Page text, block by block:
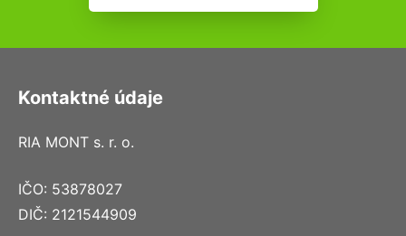
Kontaktné údaje
RIA MONT s. r. o.
IČO: 53878027
DIČ: 2121544909